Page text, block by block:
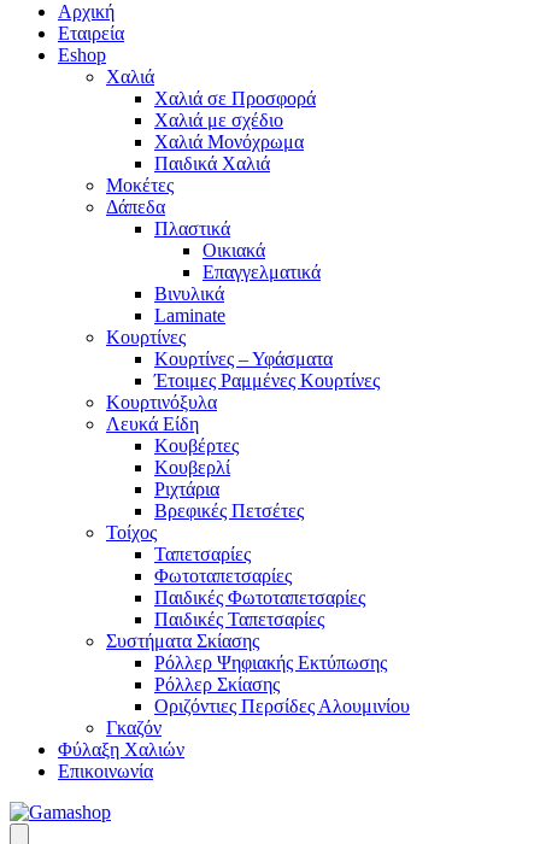
Αρχική
Εταιρεία
Eshop
Χαλιά
Χαλιά σε Προσφορά
Χαλιά με σχέδιο
Χαλιά Μονόχρωμα
Παιδικά Χαλιά
Μοκέτες
Δάπεδα
Πλαστικά
Οικιακά
Επαγγελματικά
Βινυλικά
Laminate
Κουρτίνες
Κουρτίνες – Υφάσματα
Έτοιμες Ραμμένες Κουρτίνες
Κουρτινόξυλα
Λευκά Είδη
Κουβέρτες
Κουβερλί
Ριχτάρια
Βρεφικές Πετσέτες
Τοίχος
Ταπετσαρίες
Φωτοταπετσαρίες
Παιδικές Φωτοταπετσαρίες
Παιδικές Ταπετσαρίες
Συστήματα Σκίασης
Ρόλλερ Ψηφιακής Εκτύπωσης
Ρόλλερ Σκίασης
Οριζόντιες Περσίδες Αλουμινίου
Γκαζόν
Φύλαξη Χαλιών
Επικοινωνία